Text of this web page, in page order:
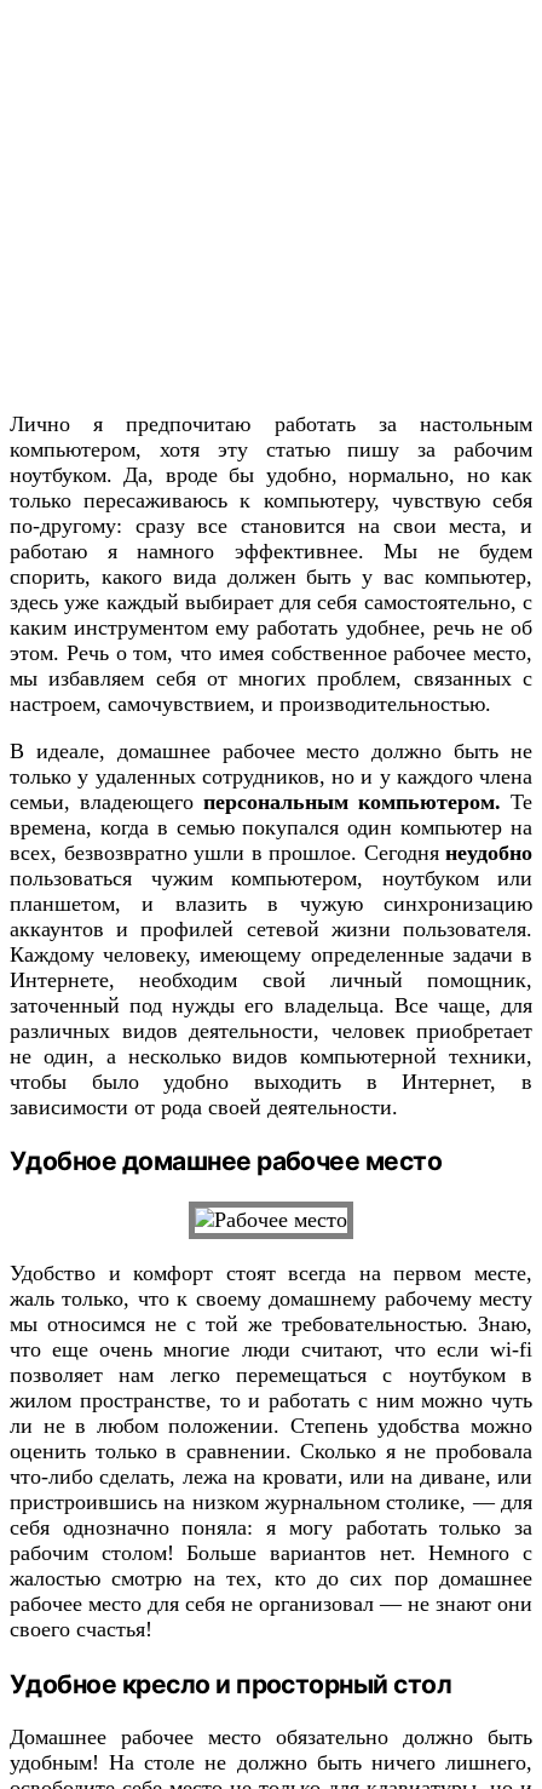
Лично я предпочитаю работать за настольным
компьютером, хотя эту статью пишу за рабочим
ноутбуком. Да, вроде бы удобно, нормально, но как
только пересаживаюсь к компьютеру, чувствую себя
по-другому: сразу все становится на свои места, и
работаю я намного эффективнее. Мы не будем
спорить, какого вида должен быть у вас компьютер,
здесь уже каждый выбирает для себя самостоятельно, с
каким инструментом ему работать удобнее, речь не об
этом. Речь о том, что имея собственное рабочее место,
мы избавляем себя от многих проблем, связанных с
настроем, самочувствием, и производительностью.
В идеале, домашнее рабочее место должно быть не
только у удаленных сотрудников, но и у каждого члена
семьи, владеющего персональным компьютером. Те
времена, когда в семью покупался один компьютер на
всех, безвозвратно ушли в прошлое. Сегодня неудобно
пользоваться чужим компьютером, ноутбуком или
планшетом, и влазить в чужую синхронизацию
аккаунтов и профилей сетевой жизни пользователя.
Каждому человеку, имеющему определенные задачи в
Интернете, необходим свой личный помощник,
заточенный под нужды его владельца. Все чаще, для
различных видов деятельности, человек приобретает
не один, а несколько видов компьютерной техники,
чтобы было удобно выходить в Интернет, в
зависимости от рода своей деятельности.
Удобное домашнее рабочее место
Удобство и комфорт стоят всегда на первом месте,
жаль только, что к своему домашнему рабочему месту
мы относимся не с той же требовательностью. Знаю,
что еще очень многие люди считают, что если wi-fi
позволяет нам легко перемещаться с ноутбуком в
жилом пространстве, то и работать с ним можно чуть
ли не в любом положении. Степень удобства можно
оценить только в сравнении. Сколько я не пробовала
что-либо сделать, лежа на кровати, или на диване, или
пристроившись на низком журнальном столике, — для
себя однозначно поняла: я могу работать только за
рабочим столом! Больше вариантов нет. Немного с
жалостью смотрю на тех, кто до сих пор домашнее
рабочее место для себя не организовал — не знают они
своего счастья!
Удобное кресло и просторный стол
Домашнее рабочее место обязательно должно быть
удобным! На столе не должно быть ничего лишнего,